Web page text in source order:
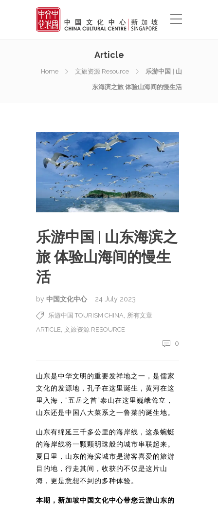
Article
Home 文旅资源 Resource 乐游中国 | 山
东海滨之旅 体验山海间的慢生活
乐游中国 | 山东海滨之
旅 体验山海间的慢生
活
by 中国文化中心 24 July 2023
乐游中国 TOURISM CHINA, 所有文章
ARTICLE, 文旅资源 RESOURCE
0
山东是中华文明的重要发祥地之一，是儒家
文化的发源地，孔子在这里诞生，黄河在这
里入海，“五岳之首”泰山在这里巍峨耸立，
山东还是中国八大菜系之一鲁菜的诞生地。
山东有绵延三千多公里的海岸线，这条蜿蜒
的海岸线将一颗颗明珠般的城市串联起来。
夏日里，山东的海滨城市是游客喜爱的旅游
目的地，行走其间，收获的不仅是这片山
海，更是意想不到的多种体验。
本期，新加坡中国文化中心带您云游山东的